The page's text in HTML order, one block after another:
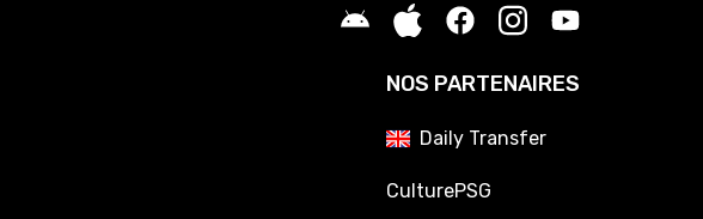
NOS PARTENAIRES
Daily Transfer
CulturePSG